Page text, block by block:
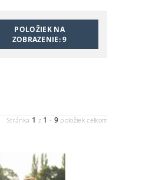
POLOŽIEK NA
ZOBRAZENIE:9
Stránka 1 z 1 - 9 položiek celkom